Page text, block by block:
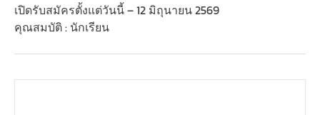
เปิดรับสมัครตั้งแต่วันนี้ – 12 มิถุนายน 2569
คุณสมบัติ : นักเรียน